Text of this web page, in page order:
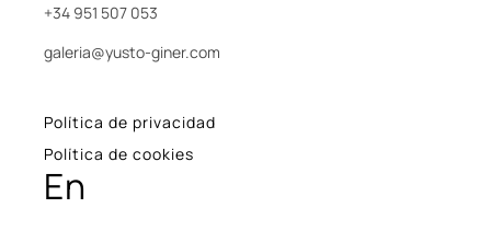
+34 951 507 053
galeria@yusto-giner.com
Política de privacidad
Política de cookies
En